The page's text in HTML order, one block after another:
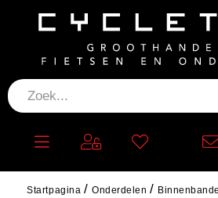
Startpagina Onderdelen